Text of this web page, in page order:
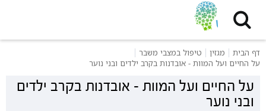
דף הבית מגזין
טיפול במצבי משבר
על החיים ועל המוות - אובדנות בקרב ילדים ובני נוער
על החיים ועל המוות - אובדנות בקרב ילדים
ובני נוער